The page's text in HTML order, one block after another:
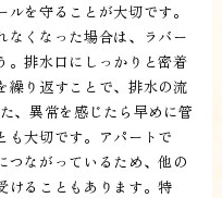
を守ることが大切です。
なくなった場合は、ラバー
。排水口にしっかりと密着
繰り返すことで、排水の流
、異常を感じたら早めに管
も大切です。アパートで
つながっているため、他の
けることもあります。特